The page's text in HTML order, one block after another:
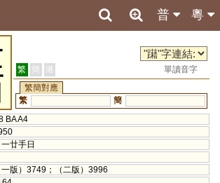
粵
普
繁 簡 港
單讀音字
繁簡對應
繁
簡
BA A4
一廿手日
一版）3749；（二版）3996